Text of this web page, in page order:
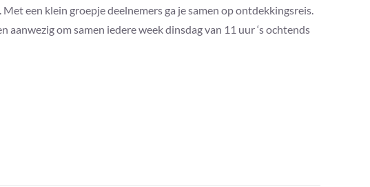
een klein groepje deelnemers ga je samen op ontdekkingsreis.
om samen iedere week dinsdag van 11 uur ‘s ochtends